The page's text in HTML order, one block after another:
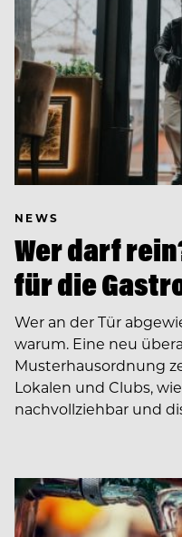
NEWS
Wer darf
für die
Wer an der Tür
warum. Eine neu
Musterhausordnung
Lokalen und Clubs,
nachvollziehbar und